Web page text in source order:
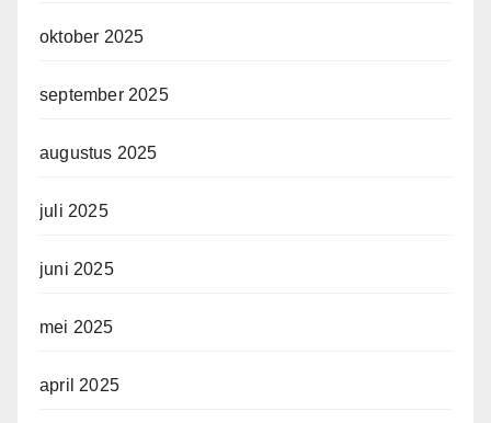
oktober 2025
september 2025
augustus 2025
juli 2025
juni 2025
mei 2025
april 2025